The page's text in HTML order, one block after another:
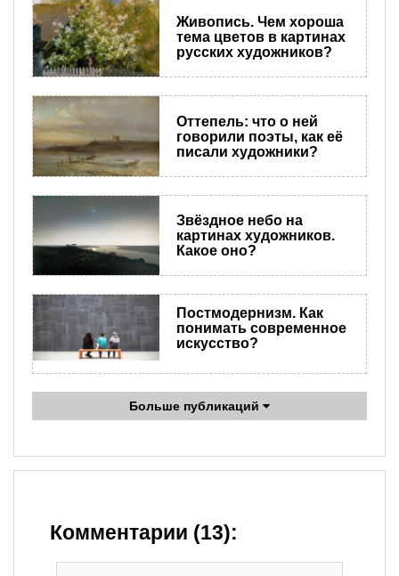
Живопись. Чем хороша
тема цветов в картинах
русских художников?
Оттепель: что о ней
говорили поэты, как её
писали художники?
Звёздное небо на
картинах художников.
Какое оно?
Постмодернизм. Как
понимать современное
искусство?
Больше публикаций
Комментарии (13):